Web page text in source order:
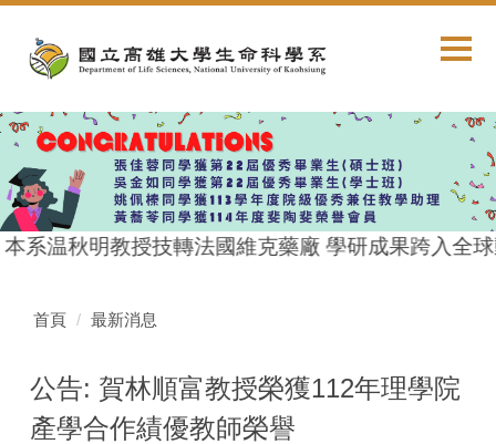
內
容
區
系温秋明教授技轉法國維克藥廠 學研成果跨入全
首頁 最新消息
公告: 賀林順富教授榮獲112年理學院
產學合作績優教師榮譽